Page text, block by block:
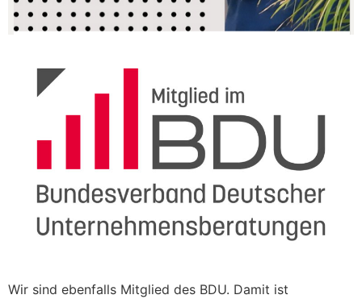
Wir sind ebenfalls Mitglied des BDU. Damit ist